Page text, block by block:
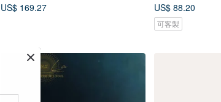
US$ 169.27
US$ 88.20
可客製